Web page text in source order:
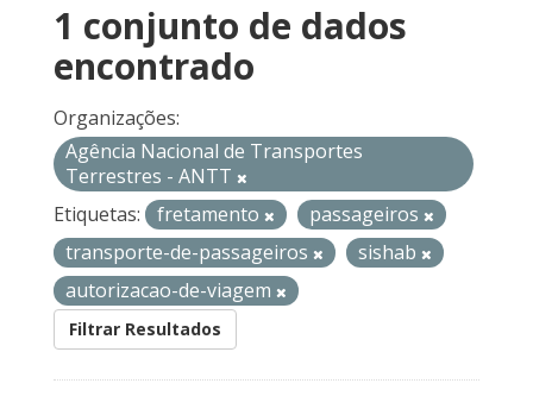
1 conjunto de dados
encontrado
Organizações:
Agência Nacional de Transportes
Terrestres - ANTT
Etiquetas:
fretamento
passageiros
transporte-de-passageiros
sishab
autorizacao-de-viagem
Filtrar Resultados